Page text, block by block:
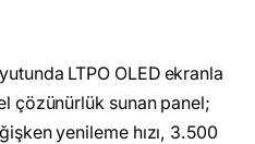
LTPO OLED ekranla
çözünürlük sunan panel;
yenileme hızı, 3.500